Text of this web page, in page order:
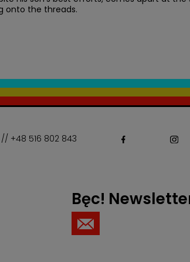
onto the threads.
// +48 516 802 843
Bęc!